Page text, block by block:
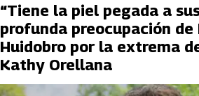
“Tiene la piel pegada a
profunda preocupación de
Huidobro por la extrema
Kathy Orellana